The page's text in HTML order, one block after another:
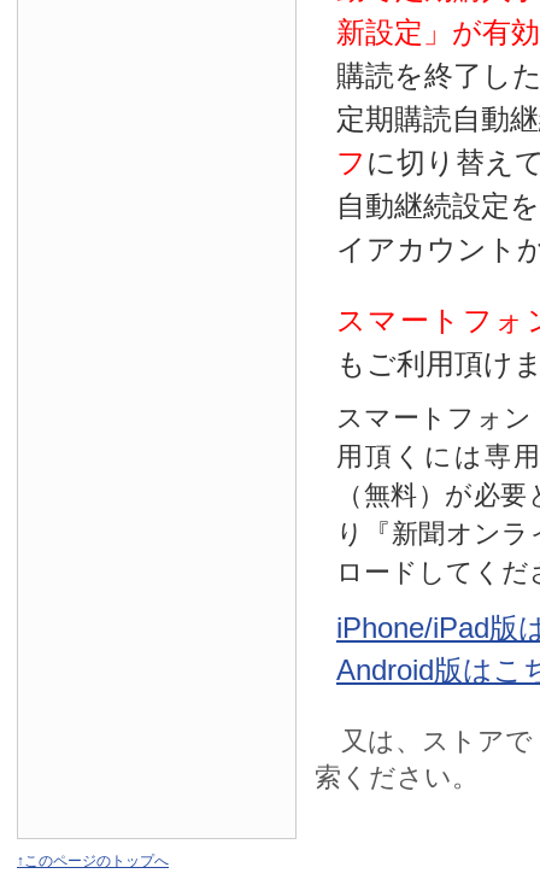
新設定」が有効
購読を終了し
定期購読自動
フ に切り替え
自動継続設定
イアカウント
スマートフォ
もご利用頂け
スマートフォ
用頂くには専
（無料）が必
り『新聞オン
ロードしてくだ
iPhone/iPad版
Android版はこ
又は、ストアで
索ください。
↑このページのトップへ